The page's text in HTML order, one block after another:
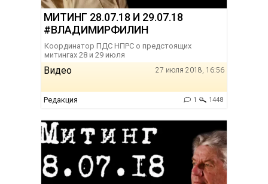
МИТИНГ 28.07.18 И 29.07.18
#ВЛАДИМИРФИЛИН
Координатор ПДС НПРС о предстоящих
митингах 28 и 29 июля
Видео 27 июля 2018, 16:56
Редакция 1 1448